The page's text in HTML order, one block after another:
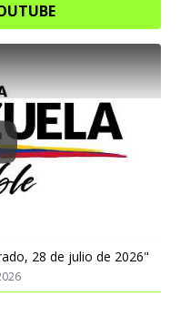
28 de julio de 2026"